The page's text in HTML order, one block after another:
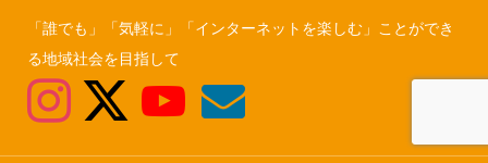
「誰でも」「気軽に」「インターネットを楽しむ」ことができ
る地域社会を目指して